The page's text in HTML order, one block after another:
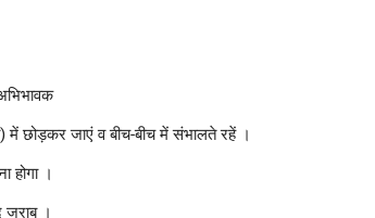
छोड़कर जाएं व बीच-बीच में संभालते रहें ।
होगा ।
।